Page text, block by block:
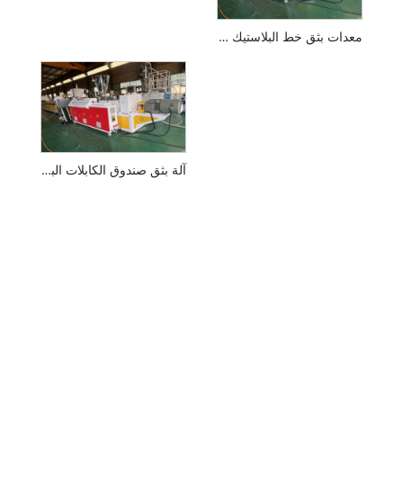
معدات بثق خط البلاستيك الحجري PVC
آلة بثق صندوق الكابلات البلاستيكية